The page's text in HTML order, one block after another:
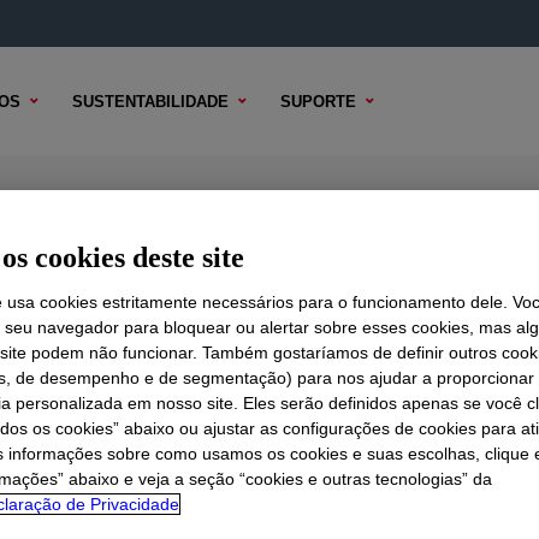
SUSTENTABILIDADE SUPORTE
workable Thermal Gel
TÉCNICO OPÇÕES DE AMOSTRA OPÇÕES DE COMPRA
cookies deste site
usa cookies estritamente necessários para o funcionamento dele.
navegador para bloquear ou alertar sobre esses cookies, mas
podem não funcionar. Também gostaríamos de definir outros
de desempenho e de segmentação) para nos ajudar a proporcionar
personalizada em nosso site. Eles serão definidos apenas se você
os cookies” abaixo ou ajustar as configurações de cookies para
informações sobre como usamos os cookies e suas escolhas, clique
abaixo e veja a seção “cookies e outras tecnologias” da
de Privacidade